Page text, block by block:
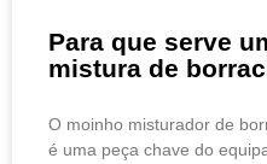
Para que serve
mistura de
O moinho misturador de
é uma peça chave do